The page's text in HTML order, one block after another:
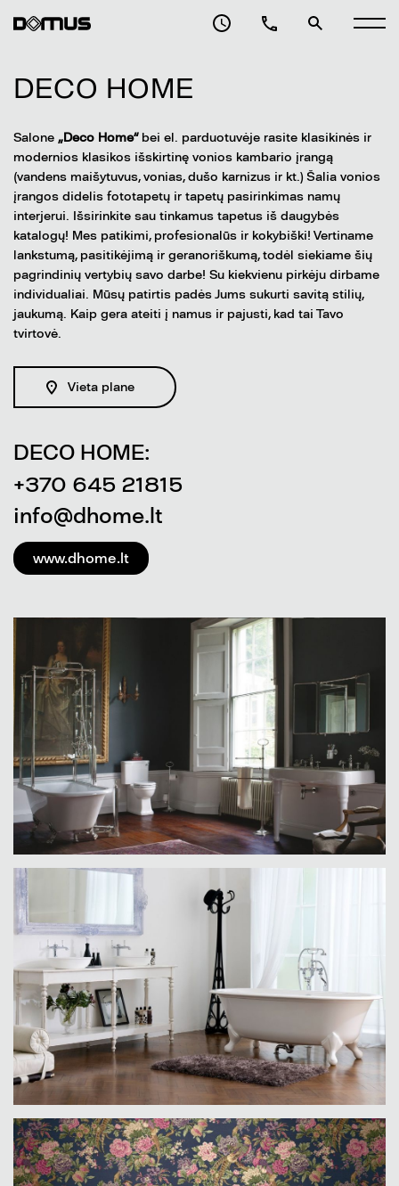
DECO HOME
Salone „Deco Home“bei el. parduotuvėje rasite klasikinės ir
modernios klasikos išskirtinę vonios kambario įrangą
(vandens maišytuvus, vonias, dušo karnizus ir kt.) Šalia vonios
įrangos didelis fototapetų ir tapetų pasirinkimas namų
interjerui. Išsirinkite sau tinkamus tapetus iš daugybės
katalogų! Mes patikimi, profesionalūs ir kokybiški! Vertiname
lankstumą, pasitikėjimą ir geranoriškumą, todėl siekiame šių
pagrindinių vertybių savo darbe! Su kiekvienu pirkėju dirbame
individualiai. Mūsų patirtis padės Jums sukurti savitą stilių,
jaukumą. Kaip gera ateiti į namus ir pajusti, kad tai Tavo
tvirtovė.
Vieta plane
DECO HOME:
+370 645 21815
info@dhome.lt
www.dhome.lt